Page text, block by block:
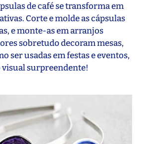
de café se transforma em
Corte e molde as cápsulas
e monte-as em arranjos
sobretudo decoram mesas,
ser usadas em festas e eventos,
surpreendente!